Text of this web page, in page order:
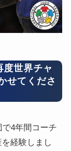
世界チャ
せてくださ
4年間コーチ
経験しまし